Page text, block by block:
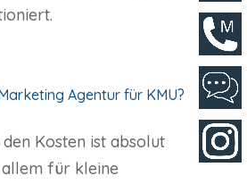
Agentur für KMU?
Kosten ist absolut
für kleine